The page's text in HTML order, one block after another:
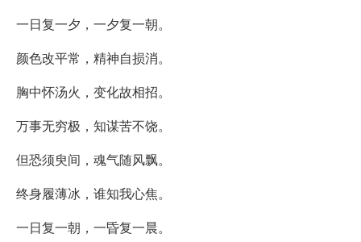
一日复一夕，一夕复一朝。
颜色改平常，精神自损消。
胸中怀汤火，变化故相招。
万事无穷极，知谋苦不饶。
但恐须臾间，魂气随风飘。
终身履薄冰，谁知我心焦。
一日复一朝，一昏复一晨。